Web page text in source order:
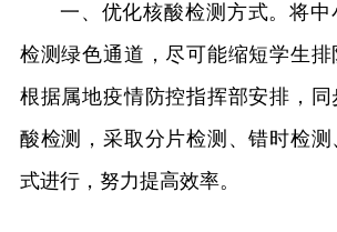
一、优化核酸检测方式。将
检测绿色通道，尽可能缩短学生
根据属地疫情防控指挥部安排，
酸检测，采取分片检测、错时检
式进行，努力提高效率。